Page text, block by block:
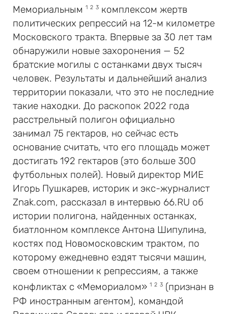
Мемориальным 1 2 3 комплексом жертв
политических репрессий на 12-м километре
Московского тракта. Впервые за 30 лет там
обнаружили новые захоронения — 52
братские могилы с останками двух тысяч
человек. Результаты и дальнейший анализ
территории показали, что это не последние
такие находки. До раскопок 2022 года
расстрельный полигон официально
занимал 75 гектаров, но сейчас есть
основание считать, что его площадь может
достигать 192 гектаров (это больше 300
футбольных полей). Новый директор МИЕ
Игорь Пушкарев, историк и экс-журналист
Znak.com, рассказал в интервью 66.RU об
истории полигона, найденных останках,
биатлонном комплексе Антона Шипулина,
костях под Новомосковским трактом, по
которому ежедневно ездят тысячи машин,
своем отношении к репрессиям, а также
конфликтах с «Мемориалом» 1 2 3 (признан в
РФ иностранным агентом), командой